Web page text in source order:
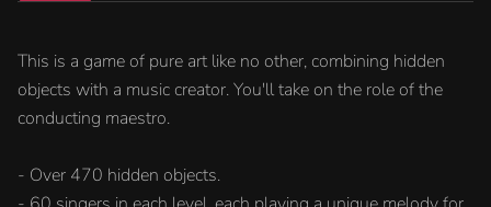
This is a game of pure art like no other, combining hidden
objects with a music creator. You'll take on the role of the
conducting maestro.
- Over 470 hidden objects.